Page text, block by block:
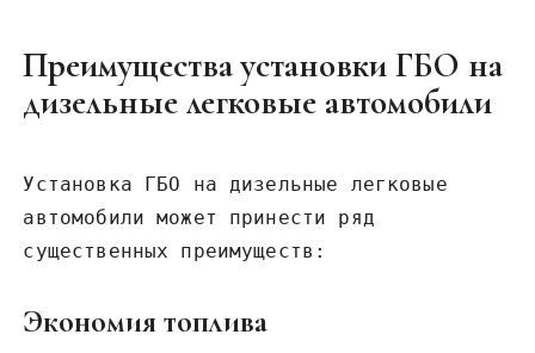
Преимущества установки ГБО на
дизельные легковые автомобили
Установка ГБО на дизельные легковые
автомобили может принести ряд
существенных преимуществ:
Экономия топлива